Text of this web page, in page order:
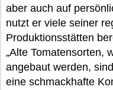
aber auch auf
nutzt er viele seiner
Produktionsstätten
„Alte Tomatensorten,
angebaut werden,
eine schmackhafte